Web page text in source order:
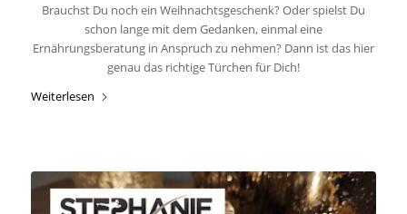
Brauchst Du noch ein Weihnachtsgeschenk? Oder spielst Du
schon lange mit dem Gedanken, einmal eine
Ernährungsberatung in Anspruch zu nehmen? Dann ist das hier
genau das richtige Türchen für Dich!
Weiterlesen